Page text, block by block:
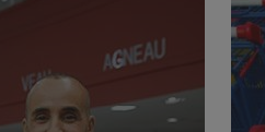
» - La nouvelle
de tendances de
Repère